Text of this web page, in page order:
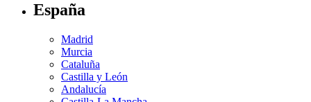
España
Madrid
Murcia
Cataluña
Castilla y León
Andalucía